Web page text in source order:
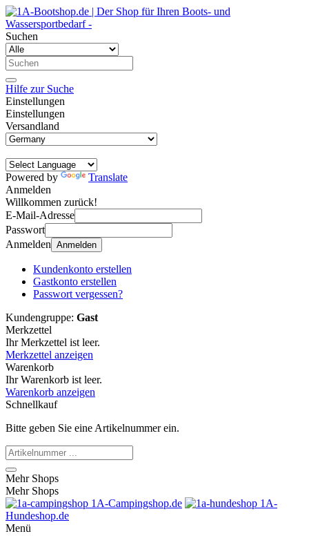
Suchen
Hilfe zur Suche
Einstellungen
Einstellungen
Versandland
Powered by
Translate
Anmelden
Willkommen zurück!
E-Mail-Adresse
Passwort
Anmelden Anmelden
Kundenkonto erstellen
Gastkonto erstellen
Passwort vergessen?
Kundengruppe: Gast
Merkzettel
Ihr Merkzettel ist leer.
Merkzettel anzeigen
Warenkorb
Ihr Warenkorb ist leer.
Warenkorb anzeigen
Schnellkauf
Bitte geben Sie eine Artikelnummer ein.
Mehr Shops
Mehr Shops
1A-Campingshop.de
1A-
Hundeshop.de
Menü